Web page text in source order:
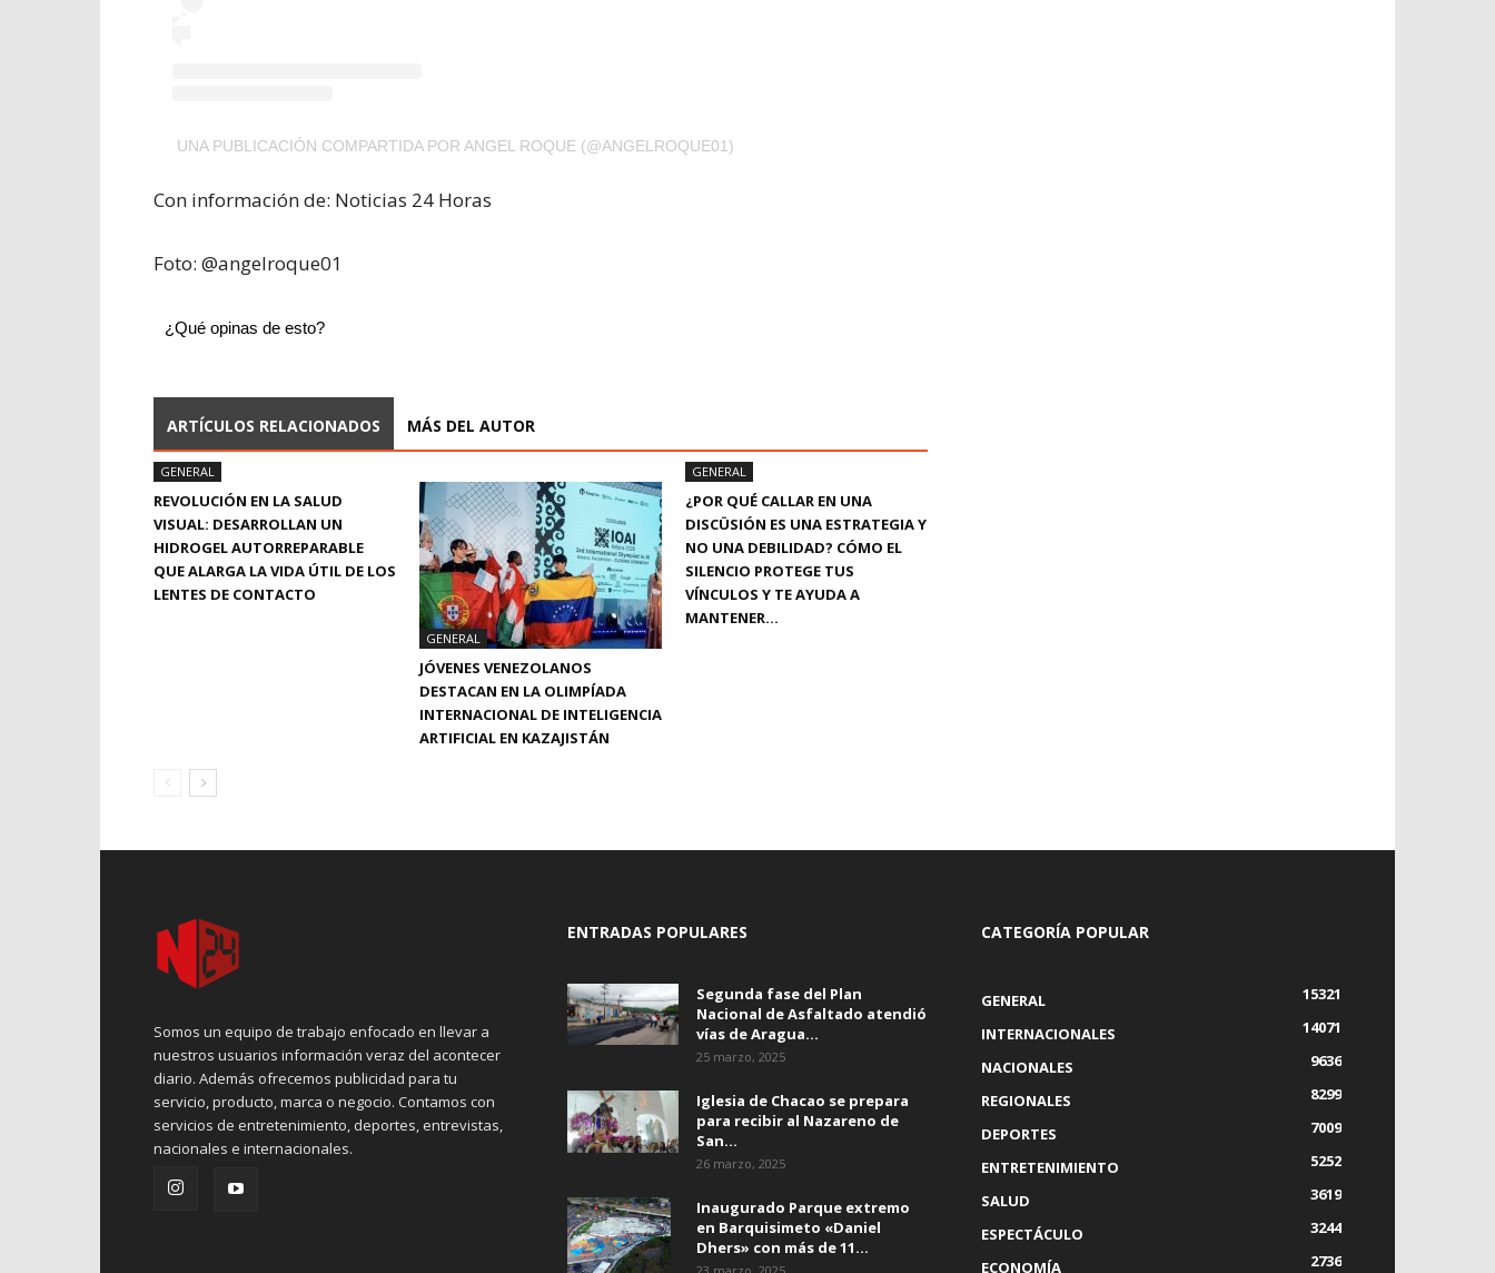
UNA PUBLICACIÓN COMPARTIDA POR ANGEL ROQUE (@ANGELROQUE01)
Con información de: Noticias 24 Horas
Foto: @angelroque01
¿Qué opinas de esto?
ARTÍCULOS RELACIONADOS MÁS DEL AUTOR
GENERAL
REVOLUCIÓN EN LA SALUD
VISUAL: DESARROLLAN UN
HIDROGEL AUTORREPARABLE
QUE ALARGA LA VIDA ÚTIL DE LOS
LENTES DE CONTACTO
GENERAL
JÓVENES VENEZOLANOS
DESTACAN EN LA OLIMPÍADA
INTERNACIONAL DE INTELIGENCIA
ARTIFICIAL EN KAZAJISTÁN
GENERAL
¿POR QUÉ CALLAR EN UNA
DISCÜSIÓN ES UNA ESTRATEGIA Y
NO UNA DEBILIDAD? CÓMO EL
SILENCIO PROTEGE TUS
VÍNCULOS Y TE AYUDA A
MANTENER...
Somos un equipo de trabajo enfocado en llevar a
nuestros usuarios información veraz del acontecer
diario. Además ofrecemos publicidad para tu
servicio, producto, marca o negocio. Contamos con
servicios de entretenimiento, deportes, entrevistas,
nacionales e internacionales.
ENTRADAS POPULARES
Segunda fase del Plan
Nacional de Asfaltado atendió
vías de Aragua...
25 marzo, 2025
Iglesia de Chacao se prepara
para recibir al Nazareno de
San...
26 marzo, 2025
Inaugurado Parque extremo
en Barquisimeto «Daniel
Dhers» con más de 11...
CATEGORÍA POPULAR
GENERAL
15321
INTERNACIONALES
14071
NACIONALES
9636
REGIONALES
8299
DEPORTES
7009
ENTRETENIMIENTO
5252
SALUD
3619
ESPECTÁCULO
3244
ECONOMÍA
2736